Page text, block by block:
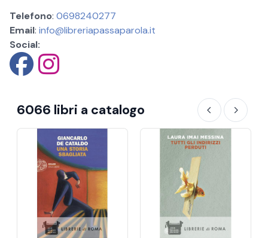
Telefono: 0698240277
Email: info@libreriapassaparola.it
Social:
6066 libri a catalogo